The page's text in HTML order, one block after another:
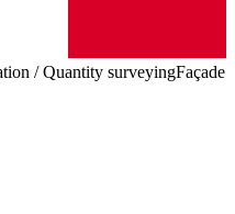
/ Quantity surveyingFaçade